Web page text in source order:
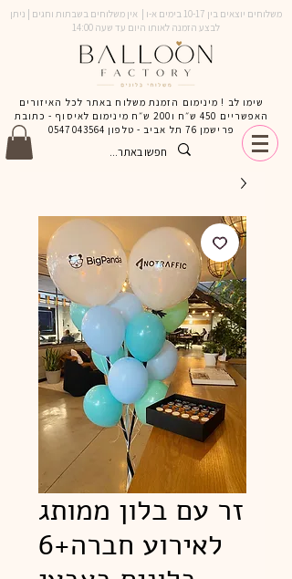
משלוחים יוצאים בין 10-17 בימים א-ו | אין משלוחים בשבתות וחגים | ניתן
לבצע הזמנה לאותו היום עד שעה 14:00
שימו לב ! מינימום הזמנת משלוח באתר לכל האיזורים
האפשריים 450 ש״ח ו200 ש״ח מינימום לאיסוף - כתובת
פרישמן 76 תל אביב - טלפון
0547043564
זר עם בלון ממותג
לאירוע חברה+6